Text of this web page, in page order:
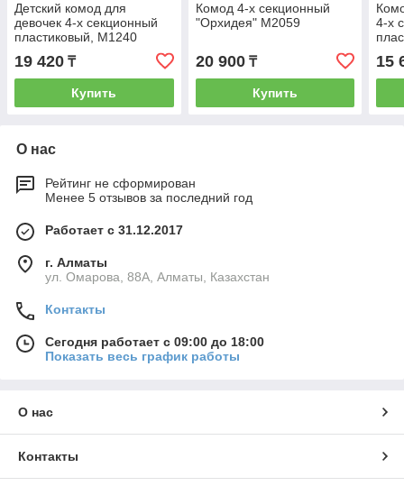
Детский комод для
девочек 4-х секционный
пластиковый, М1240
19 420 ₸
Купить
Комод 4-х секционный
"Орхидея" М2059
20 900₸
Купить
4-х
15
О нас
Рейтинг не сформирован
Менее 5 отзывов за последний год
Работает с 31.12.2017
г. Алматы
ул. Омарова, 88А, Алматы, Казахстан
Контакты
Сегодня работает с 09:00 до 18:00
Показать весь график работы
О нас
Контакты